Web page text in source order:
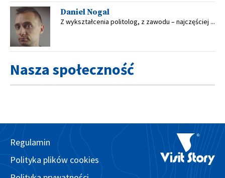
Daniel Nogal
Z wykształcenia politolog, z zawodu – najczęściej ...
Nasza społeczność
Regulamin
Polityka plików cookies